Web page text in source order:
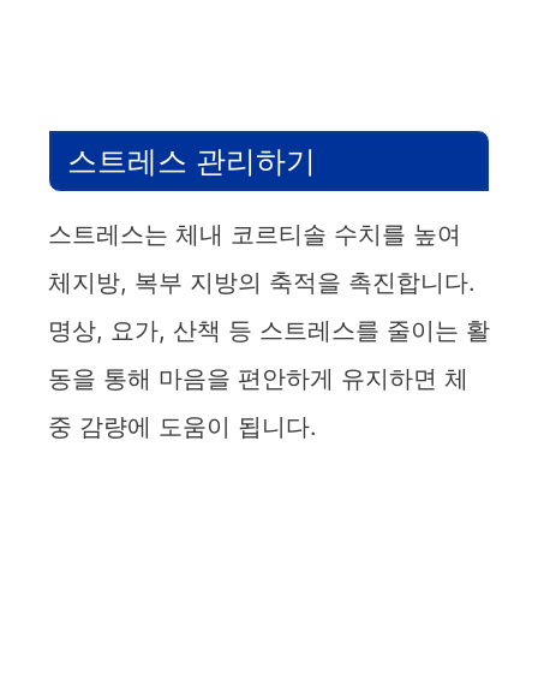
스트레스 관리하기
스트레스는 체내 코르티솔 수치를 높여
체지방, 복부 지방의 축적을 촉진합니다.
명상, 요가, 산책 등 스트레스를 줄이는 활
동을 통해 마음을 편안하게 유지하면 체
중 감량에 도움이 됩니다.